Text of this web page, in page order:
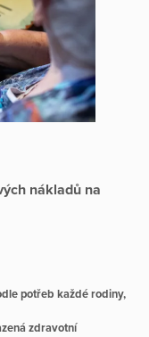
nákladů na
potřeb každé rodiny,
zdravotní